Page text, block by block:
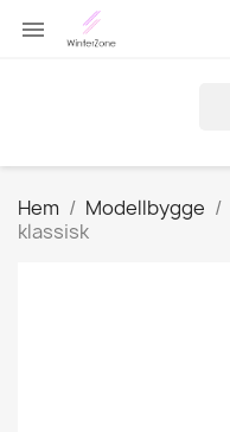

Hem Modellbygge
klassisk